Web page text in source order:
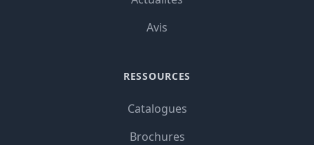
Avis
RESSOURCES
Catalogues
Brochures